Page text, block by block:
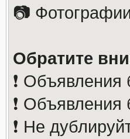
📷
Обратите
❗️ Объявления
❗️ Объявления
❗️ Не